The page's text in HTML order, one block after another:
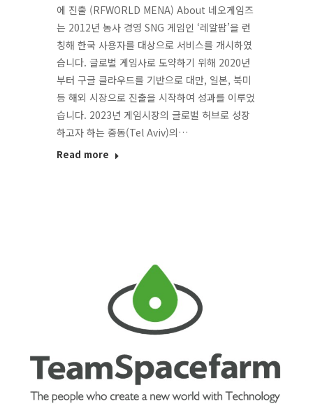
에 진출 (RFWORLD MENA) About 네오게임즈
는 2012년 농사 경영 SNG 게임인 ‘레알팜’을 런
칭해 한국 사용자를 대상으로 서비스를 개시하였
습니다. 글로벌 게임사로 도약하기 위해 2020년
부터 구글 클라우드를 기반으로 대만, 일본, 북미
등 해외 시장으로 진출을 시작하여 성과를 이루었
습니다. 2023년 게임시장의 글로벌 허브로 성장
하고자 하는 중동(Tel Aviv)의…
Read more